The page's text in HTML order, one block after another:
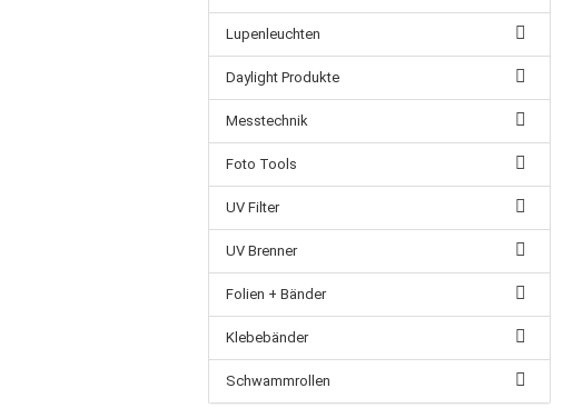
Lupenleuchten
Daylight Produkte
Messtechnik
Foto Tools
UV Filter
UV Brenner
Folien + Bänder
Klebebänder
Schwammrollen